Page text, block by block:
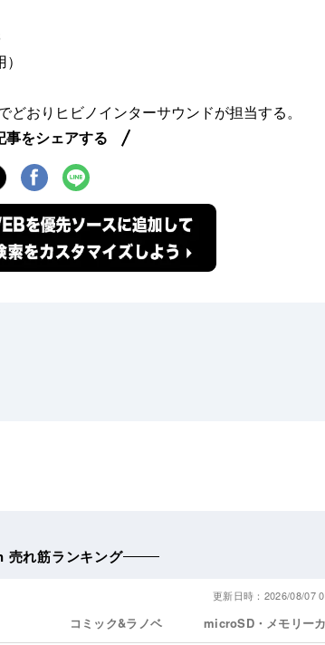
おりヒビノインターサウンドが担当する。
事をシェアする